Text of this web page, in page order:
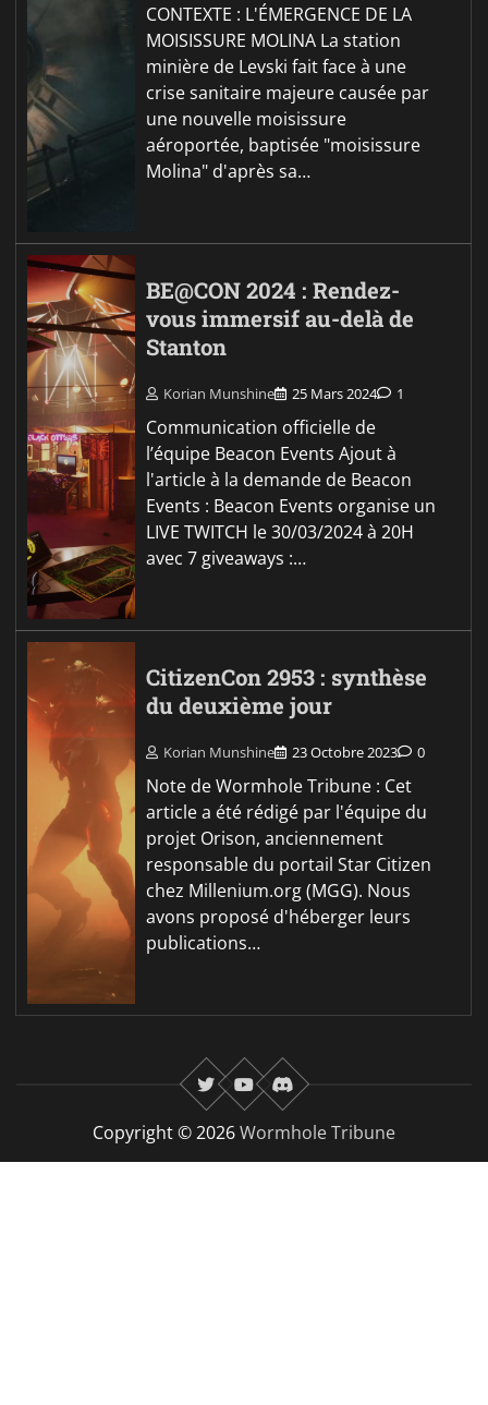
CONTEXTE : L'ÉMERGENCE DE LA
MOISISSURE MOLINA La station
minière de Levski fait face à une
crise sanitaire majeure causée par
une nouvelle moisissure
aéroportée, baptisée "moisissure
Molina" d'après sa…
BE@CON 2024 : Rendez-
vous immersif au-delà de
Stanton
Korian Munshine 25 Mars 2024 1
Communication officielle de
l’équipe Beacon Events Ajout à
l'article à la demande de Beacon
Events : Beacon Events organise un
LIVE TWITCH le 30/03/2024 à 20H
avec 7 giveaways :…
CitizenCon 2953 : synthèse
du deuxième jour
Korian Munshine 23 Octobre 2023 0
Note de Wormhole Tribune : Cet
article a été rédigé par l'équipe du
projet Orison, anciennement
responsable du portail Star Citizen
chez Millenium.org (MGG). Nous
avons proposé d'héberger leurs
publications…
twitteryoutubeDiscord
Copyright © 2026Wormhole Tribune